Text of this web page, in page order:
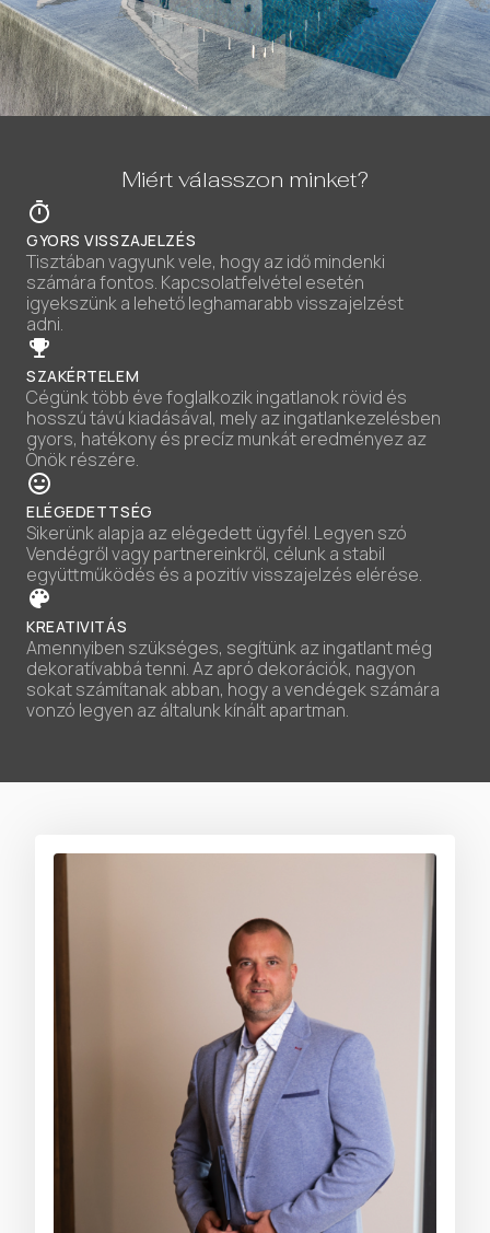
Miért válasszon minket?
GYORS VISSZAJELZÉS
Tisztában vagyunk vele, hogy az idő mindenki
számára fontos. Kapcsolatfelvétel esetén
igyekszünk a lehető leghamarabb visszajelzést
adni.
SZAKÉRTELEM
Cégünk több éve foglalkozik ingatlanok rövid és
hosszú távú kiadásával, mely az ingatlankezelésben
gyors, hatékony és precíz munkát eredményez az
Önök részére.
ELÉGEDETTSÉG
Sikerünk alapja az elégedett ügyfél. Legyen szó
Vendégről vagy partnereinkről, célunk a stabil
együttműködés és a pozitív visszajelzés elérése.
KREATIVITÁS
Amennyiben szükséges, segítünk az ingatlant még
dekoratívabbá tenni. Az apró dekorációk, nagyon
sokat számítanak abban, hogy a vendégek számára
vonzó legyen az általunk kínált apartman.